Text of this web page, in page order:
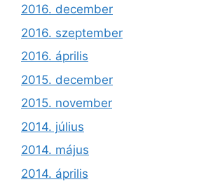
2016. december
2016. szeptember
2016. április
2015. december
2015. november
2014. július
2014. május
2014. április